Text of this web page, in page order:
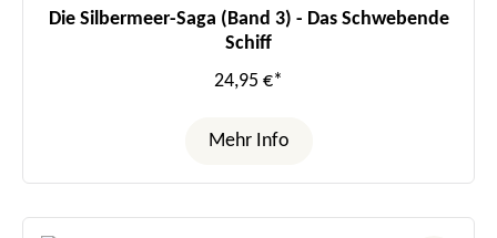
Die Silbermeer-Saga (Band 3) - Das Schwebende
Schiff
24,95 €*
Mehr Info